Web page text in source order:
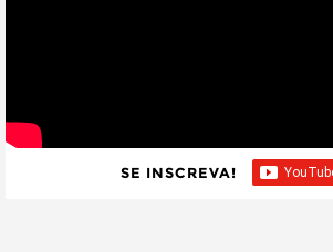
SE INSCREVA!